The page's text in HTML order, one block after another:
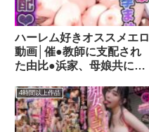
ハーレム好きオススメエロ
動画│催●教師に支配され
た由比●浜家、母娘共に妊
4時間以上作品